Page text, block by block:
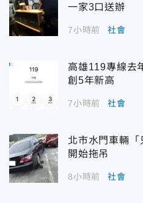
一家3口送辦
7小時前 社會
高雄119專線去
創5年新高
7小時前 社會
北市水門車輛
開始拖吊
8小時前 社會